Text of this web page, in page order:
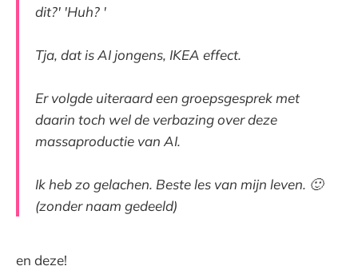
dit?' 'Huh? '
Tja, dat is AI jongens, IKEA effect.
Er volgde uiteraard een groepsgesprek met
daarin toch wel de verbazing over deze
massaproductie van AI.
Ik heb zo gelachen. Beste les van mijn leven. 🙂
(zonder naam gedeeld)
en deze!